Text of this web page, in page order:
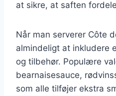
at sikre, at saften
Når man serverer Côte
almindeligt at inkludere
og tilbehør. Populære
bearnaisesauce,
som alle tilføjer ekstra